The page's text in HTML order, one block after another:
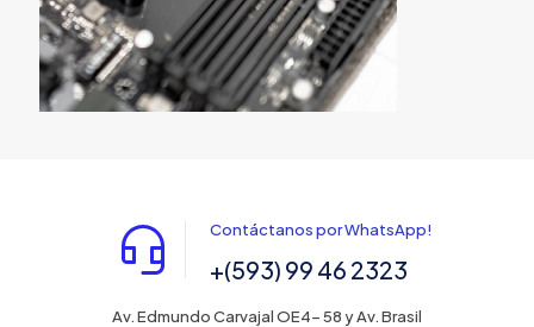
Contáctanos por WhatsApp!
+(593) 99 46 2323
Av. Edmundo Carvajal OE4- 58 y Av. Brasil